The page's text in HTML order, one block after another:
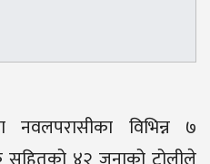
नवलपरासीका विभिन्न ७